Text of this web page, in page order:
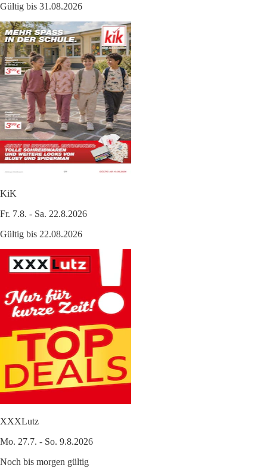
Gültig bis 31.08.2026
KiK
Fr. 7.8. - Sa. 22.8.2026
Gültig bis 22.08.2026
XXXLutz
Mo. 27.7. - So. 9.8.2026
Noch bis morgen gültig